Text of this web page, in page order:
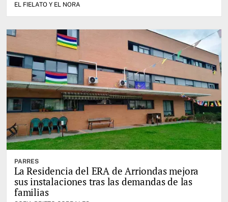
EL FIELATO Y EL NORA
PARRES
La Residencia del ERA de Arriondas mejora
sus instalaciones tras las demandas de las
familias